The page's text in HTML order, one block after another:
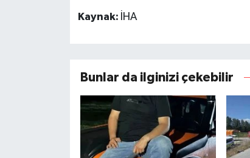
Kaynak: İHA
Bunlar da ilginizi çekebilir